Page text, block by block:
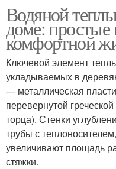
Водяной
доме: простые
комфортной
Ключевой элемент
укладываемых в
— металлическая
перевернутой
торца). Стенки
трубы с
увеличивают площадь
стяжки.